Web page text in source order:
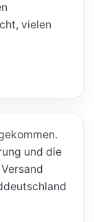
vielen
und die